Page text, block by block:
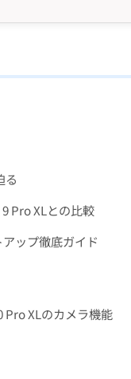
る
Pro XLとの比較
ップ徹底ガイド
Pro XLのカメラ機能